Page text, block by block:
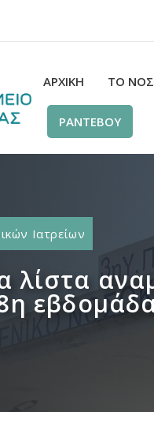
ΑΡΧΙΚΉ ΤΟ
ΡΑΝΤΕΒΟΥ
Ιατρείων
λίστα